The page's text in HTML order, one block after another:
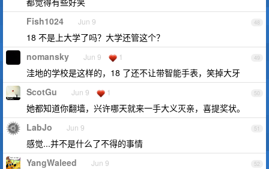
48
Fish1024 Jun 9
18 不是上大学了吗？大学还管这个？
49
nomansky Jun 9 1
洼地的学校是这样的，18 了还不让带智能手表，笑掉大牙
50
ScotGu Jun 9 1
她都知道你翻墙，兴许哪天就来一手大义灭亲，喜提奖状。
51
LabJo Jun 9
感觉...并不是什么了不得的事情
52
YangWaleed Jun 9